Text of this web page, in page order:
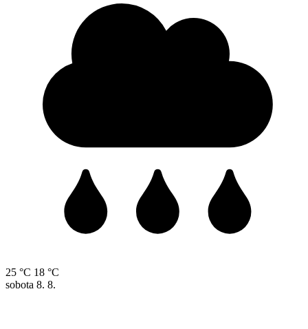
25 °C 18 °C
sobota 8. 8.